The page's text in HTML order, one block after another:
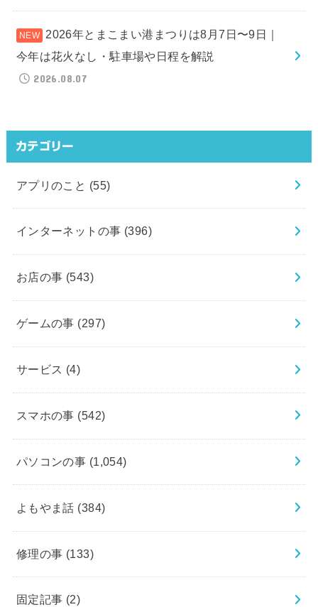
2026年とまこまい港まつりは8月7日〜9日｜
今年は花火なし・駐車場や日程を解説
2026.08.07
カテゴリー
アプリのこと (55)
インターネットの事 (396)
お店の事 (543)
ゲームの事 (297)
サービス (4)
スマホの事 (542)
パソコンの事 (1,054)
よもやま話 (384)
修理の事 (133)
固定記事 (2)